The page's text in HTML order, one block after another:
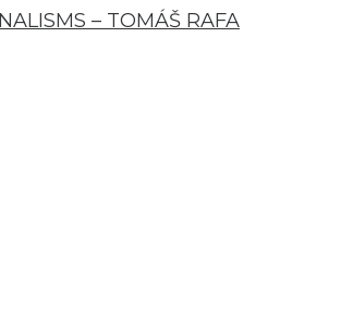
– TOMÁŠ RAFA